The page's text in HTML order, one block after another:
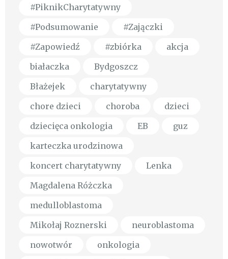
#PiknikCharytatywny
#Podsumowanie
#Zajączki
#Zapowiedź
#zbiórka
akcja
białaczka
Bydgoszcz
Błażejek
charytatywny
chore dzieci
choroba
dzieci
dziecięca onkologia
EB
guz
karteczka urodzinowa
koncert charytatywny
Lenka
Magdalena Różczka
medulloblastoma
Mikołaj Roznerski
neuroblastoma
nowotwór
onkologia